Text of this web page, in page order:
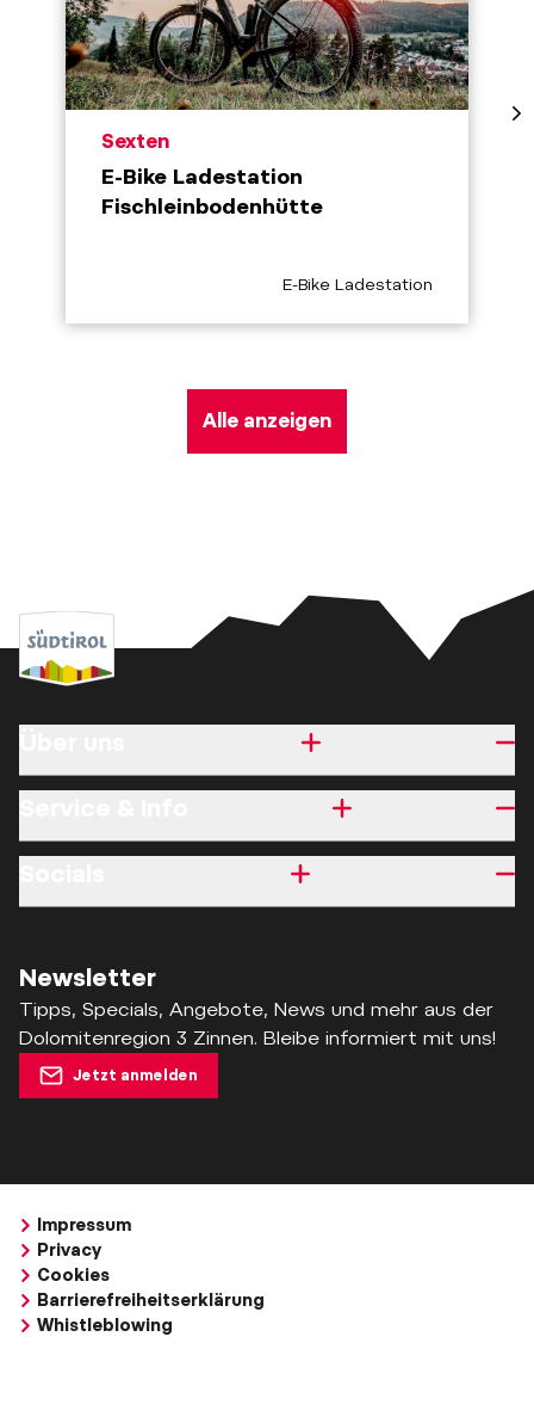
aria.poi_location_prefix
Sexten
E-Bike Ladestation
Fischleinbodenhütte
aria.poi_category_prefix
E-Bike Ladestation
Alle anzeigen
Newsletter
Tipps, Specials, Angebote, News und mehr aus der
Dolomitenregion 3 Zinnen. Bleibe informiert mit uns!
Jetzt anmelden
Impressum
Privacy
Cookies
Barrierefreiheitserklärung
Whistleblowing